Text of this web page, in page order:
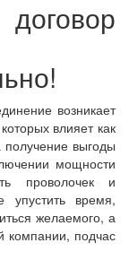
возникает
влияет как
получение выгоды
мощности
проволочек и
упустить время,
желаемого, а
компании, подчас